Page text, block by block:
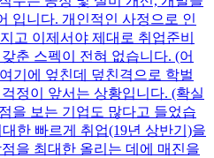
입니다. 개인적인 사정으로 인
고 이제서야 제대로 취업준비
춘 스펙이 전혀 없습니다. (어
기에 엎친데 덮친격으로 학벌
정이 앞서는 상황입니다. (확실
을 보는 기업도 많다고 들었습
한 빠르게 취업(19년 상반기)을
을 최대한 올리는 데에 매진을